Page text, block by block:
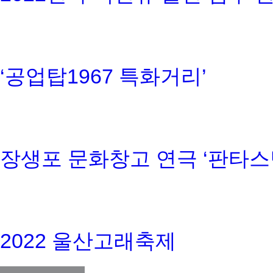
‘공업탑1967 특화거리’
장생포 문화창고 연극 ‘판타스
2022 울산고래축제